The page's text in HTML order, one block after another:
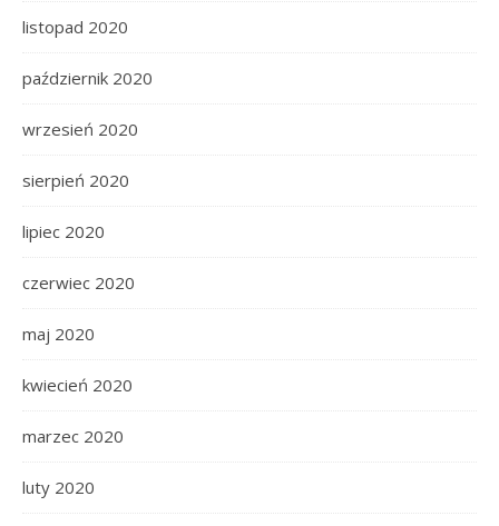
listopad 2020
październik 2020
wrzesień 2020
sierpień 2020
lipiec 2020
czerwiec 2020
maj 2020
kwiecień 2020
marzec 2020
luty 2020